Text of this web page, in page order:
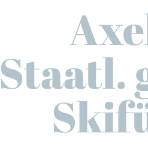
Staatl.